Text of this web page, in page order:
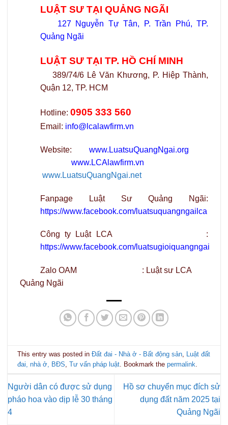
LUẬT SƯ TẠI QUẢNG NGÃI
127 Nguyễn Tự Tân, P. Trần Phú, TP.
Quảng Ngãi
LUẬT SƯ TẠI TP. HỒ CHÍ MINH
389/74/6 Lê Văn Khương, P. Hiệp Thành,
Quận 12, TP. HCM
Hotline: 0905 333 560
Email: info@lcalawfirm.vn
Website:
www.LuatsuQuangNgai.org
www.LCAlawfirm.vn
www.LuatsuQuangNgai.net
Fanpage Luật Sư Quảng Ngãi:
https://www.facebook.com/luatsuquangngailca
Công ty Luật LCA :
https://www.facebook.com/luatsugioiquangngai
Zalo OAM : Luật sư LCA
Quảng Ngãi
This entry was posted inĐất đai - Nhà ở - Bất động sản Luật đất
đai, nhà ở, BĐS ,Tư vấn pháp luật . Bookmark thepermalink
Người dân có được sử dụng
pháo hoa vào dịp lễ 30 tháng
4
Hồ sơ chuyển mục đích sử
dụng đất năm 2025 tại
Quảng Ngãi